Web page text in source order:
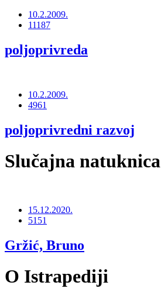
10.2.2009.
11187
poljoprivreda
10.2.2009.
4961
poljoprivredni razvoj
Slučajna natuknica
15.12.2020.
5151
Gržić, Bruno
O Istrapediji